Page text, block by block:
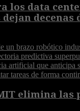
los data
decenas
elimina las